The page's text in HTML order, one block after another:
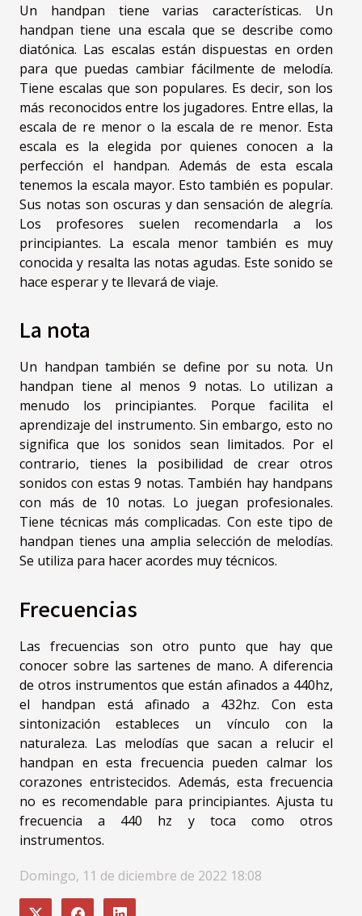
Un handpan tiene varias características. Un
handpan tiene una escala que se describe como
diatónica. Las escalas están dispuestas en orden
para que puedas cambiar fácilmente de melodía.
Tiene escalas que son populares. Es decir, son los
más reconocidos entre los jugadores. Entre ellas, la
escala de re menor o la escala de re menor. Esta
escala es la elegida por quienes conocen a la
perfección el handpan. Además de esta escala
tenemos la escala mayor. Esto también es popular.
Sus notas son oscuras y dan sensación de alegría.
Los profesores suelen recomendarla a los
principiantes. La escala menor también es muy
conocida y resalta las notas agudas. Este sonido se
hace esperar y te llevará de viaje.
La nota
Un handpan también se define por su nota. Un
handpan tiene al menos 9 notas. Lo utilizan a
menudo los principiantes. Porque facilita el
aprendizaje del instrumento. Sin embargo, esto no
significa que los sonidos sean limitados. Por el
contrario, tienes la posibilidad de crear otros
sonidos con estas 9 notas. También hay handpans
con más de 10 notas. Lo juegan profesionales.
Tiene técnicas más complicadas. Con este tipo de
handpan tienes una amplia selección de melodías.
Se utiliza para hacer acordes muy técnicos.
Frecuencias
Las frecuencias son otro punto que hay que
conocer sobre las sartenes de mano. A diferencia
de otros instrumentos que están afinados a 440hz,
el handpan está afinado a 432hz. Con esta
sintonización estableces un vínculo con la
naturaleza. Las melodías que sacan a relucir el
handpan en esta frecuencia pueden calmar los
corazones entristecidos. Además, esta frecuencia
no es recomendable para principiantes. Ajusta tu
frecuencia a 440 hz y toca como otros
instrumentos.
Domingo, 11 de diciembre de 2022 18:08